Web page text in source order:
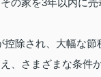
除され、大幅な節
、さまざまな条件